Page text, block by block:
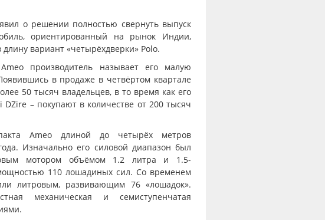
о решении полностью свернуть выпуск
ориентированный на рынок Индии,
вариант «четырёхдверки» Polo.
производитель называет его малую
в продаже в четвёртом квартале
50 тысяч владельцев, в то время как его
DZire – покупают в количестве от 200 тысяч
Ameo длиной до четырёх метров
Изначально его силовой диапазон был
мотором объёмом 1.2 литра и 1.5-
110 лошадиных сил. Со временем
литровым, развивающим 76 «лошадок».
механическая и семиступенчатая